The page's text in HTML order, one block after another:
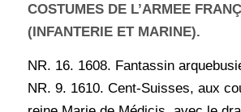
COSTUMES DE L’ARMEE
(INFANTERIE ET MARINE).
NR. 16. 1608. Fantassin
NR. 9. 1610. Cent-Suisses, aux